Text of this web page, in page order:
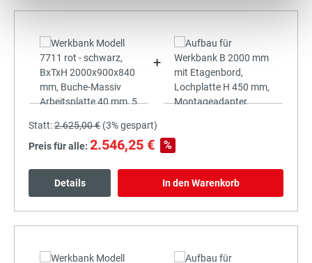
+
Statt:2.625,00 € (3%gespart)
Preis für alle: 2.546,25 € %
Details In den Warenkorb